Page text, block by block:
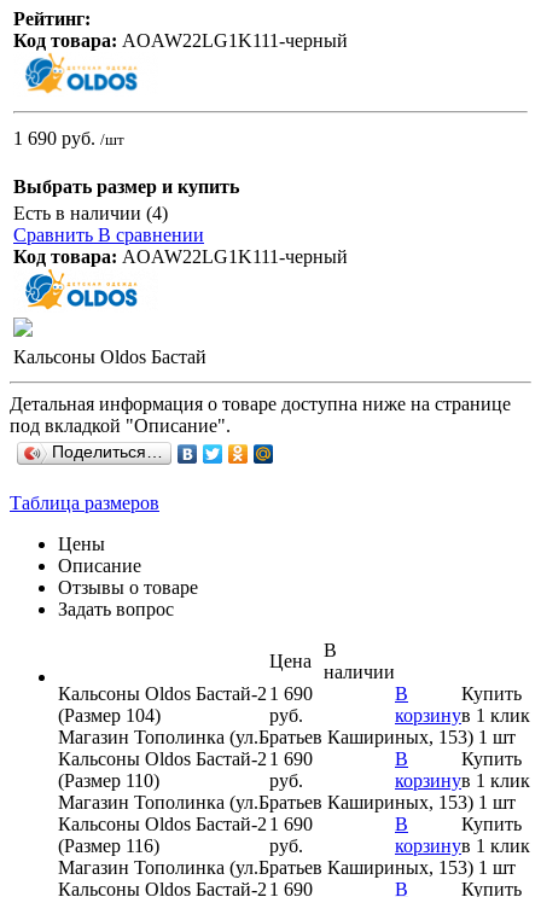
Рейтинг:
Код товара: AOAW22LG1K111-черный
1 690 руб. /шт
Выбрать размер и купить
Есть в наличии (4)
Сравнить В сравнении
Код товара: AOAW22LG1K111-черный
Кальсоны Oldos Бастай
Детальная информация о товаре доступна ниже на странице
под вкладкой "Описание".
Поделиться…
Таблица размеров
Цены
Описание
Отзывы о товаре
Задать вопрос
Цена
В
наличии
Кальсоны Oldos Бастай-2
(Размер 104)
1 690
руб.
В
корзину
Купить
в 1 клик
Магазин Тополинка (ул.Братьев Кашириных, 153) 1 шт
Кальсоны Oldos Бастай-2
(Размер 110)
1 690
руб.
В
корзину
Купить
в 1 клик
Магазин Тополинка (ул.Братьев Кашириных, 153) 1 шт
Кальсоны Oldos Бастай-2
(Размер 116)
1 690
руб.
В
корзину
Купить
в 1 клик
Магазин Тополинка (ул.Братьев Кашириных, 153) 1 шт
Кальсоны Oldos Бастай-2 1 690
В
Купить